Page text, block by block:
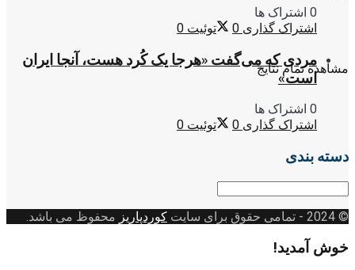
مشاهده تمام نتایج
0 اشتراک ها
اشتراک گذاری 0 توئیت 0
مردی که می‌گفت «هرجا یک کُرد هست، آنجا ایران
است»
0 اشتراک ها
اشتراک گذاری 0 توئیت 0
دسته بندی
دسته
© 2024
- تمامی حقوق برای سایت کوردپاریز محفوظ می باشد.
خوش آمدید!